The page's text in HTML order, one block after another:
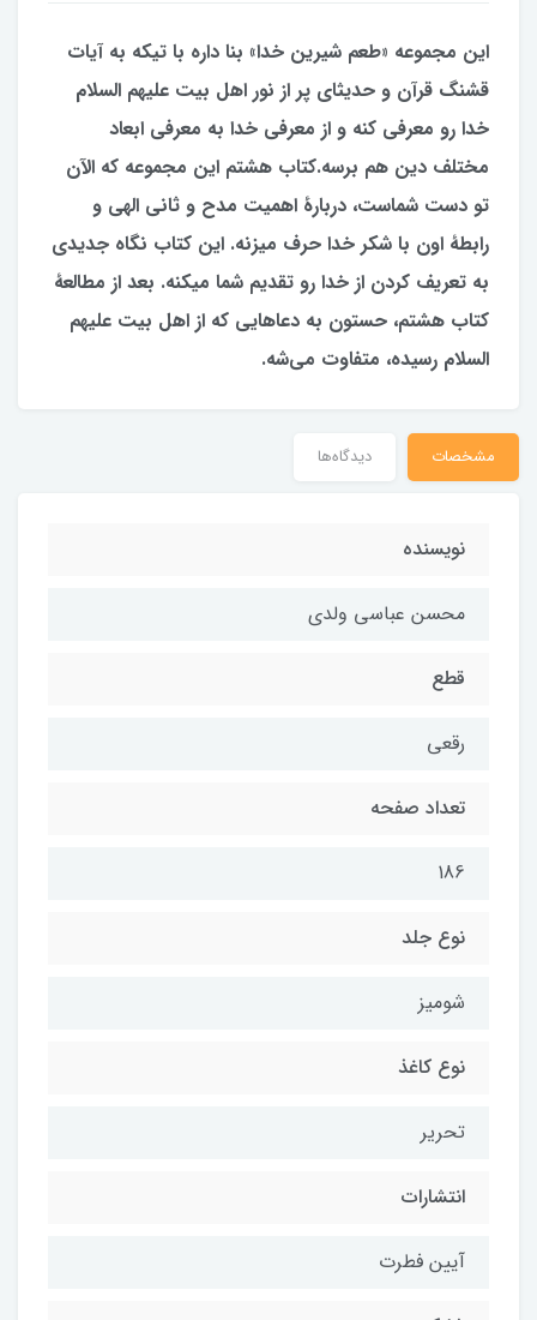
این مجموعه «طعم شیرین خدا» بنا داره با تیکه به آیات
قشنگ قرآن و حدیثای پر از نور اهل بیت علیهم السلام
خدا رو معرفی کنه و از معرفی خدا به معرفی ابعاد
مختلف دین هم برسه.کتاب هشتم این مجموعه که الآن
تو دست شماست، دربارۀ اهمیت مدح و ثانی الهی و
رابطۀ اون با شکر خدا حرف میزنه. این کتاب نگاه جدیدی
به تعریف کردن از خدا رو تقدیم شما میکنه. بعد از مطالعۀ
کتاب هشتم، حستون به دعاهایی که از اهل بیت علیهم
السلام رسیده، متفاوت می‌شه.
مشخصات دیدگاه‌ها
نویسنده
محسن عباسی ولدی
قطع
رقعی
تعداد صفحه
186
نوع جلد
شومیز
نوع کاغذ
تحریر
انتشارات
آیین فطرت